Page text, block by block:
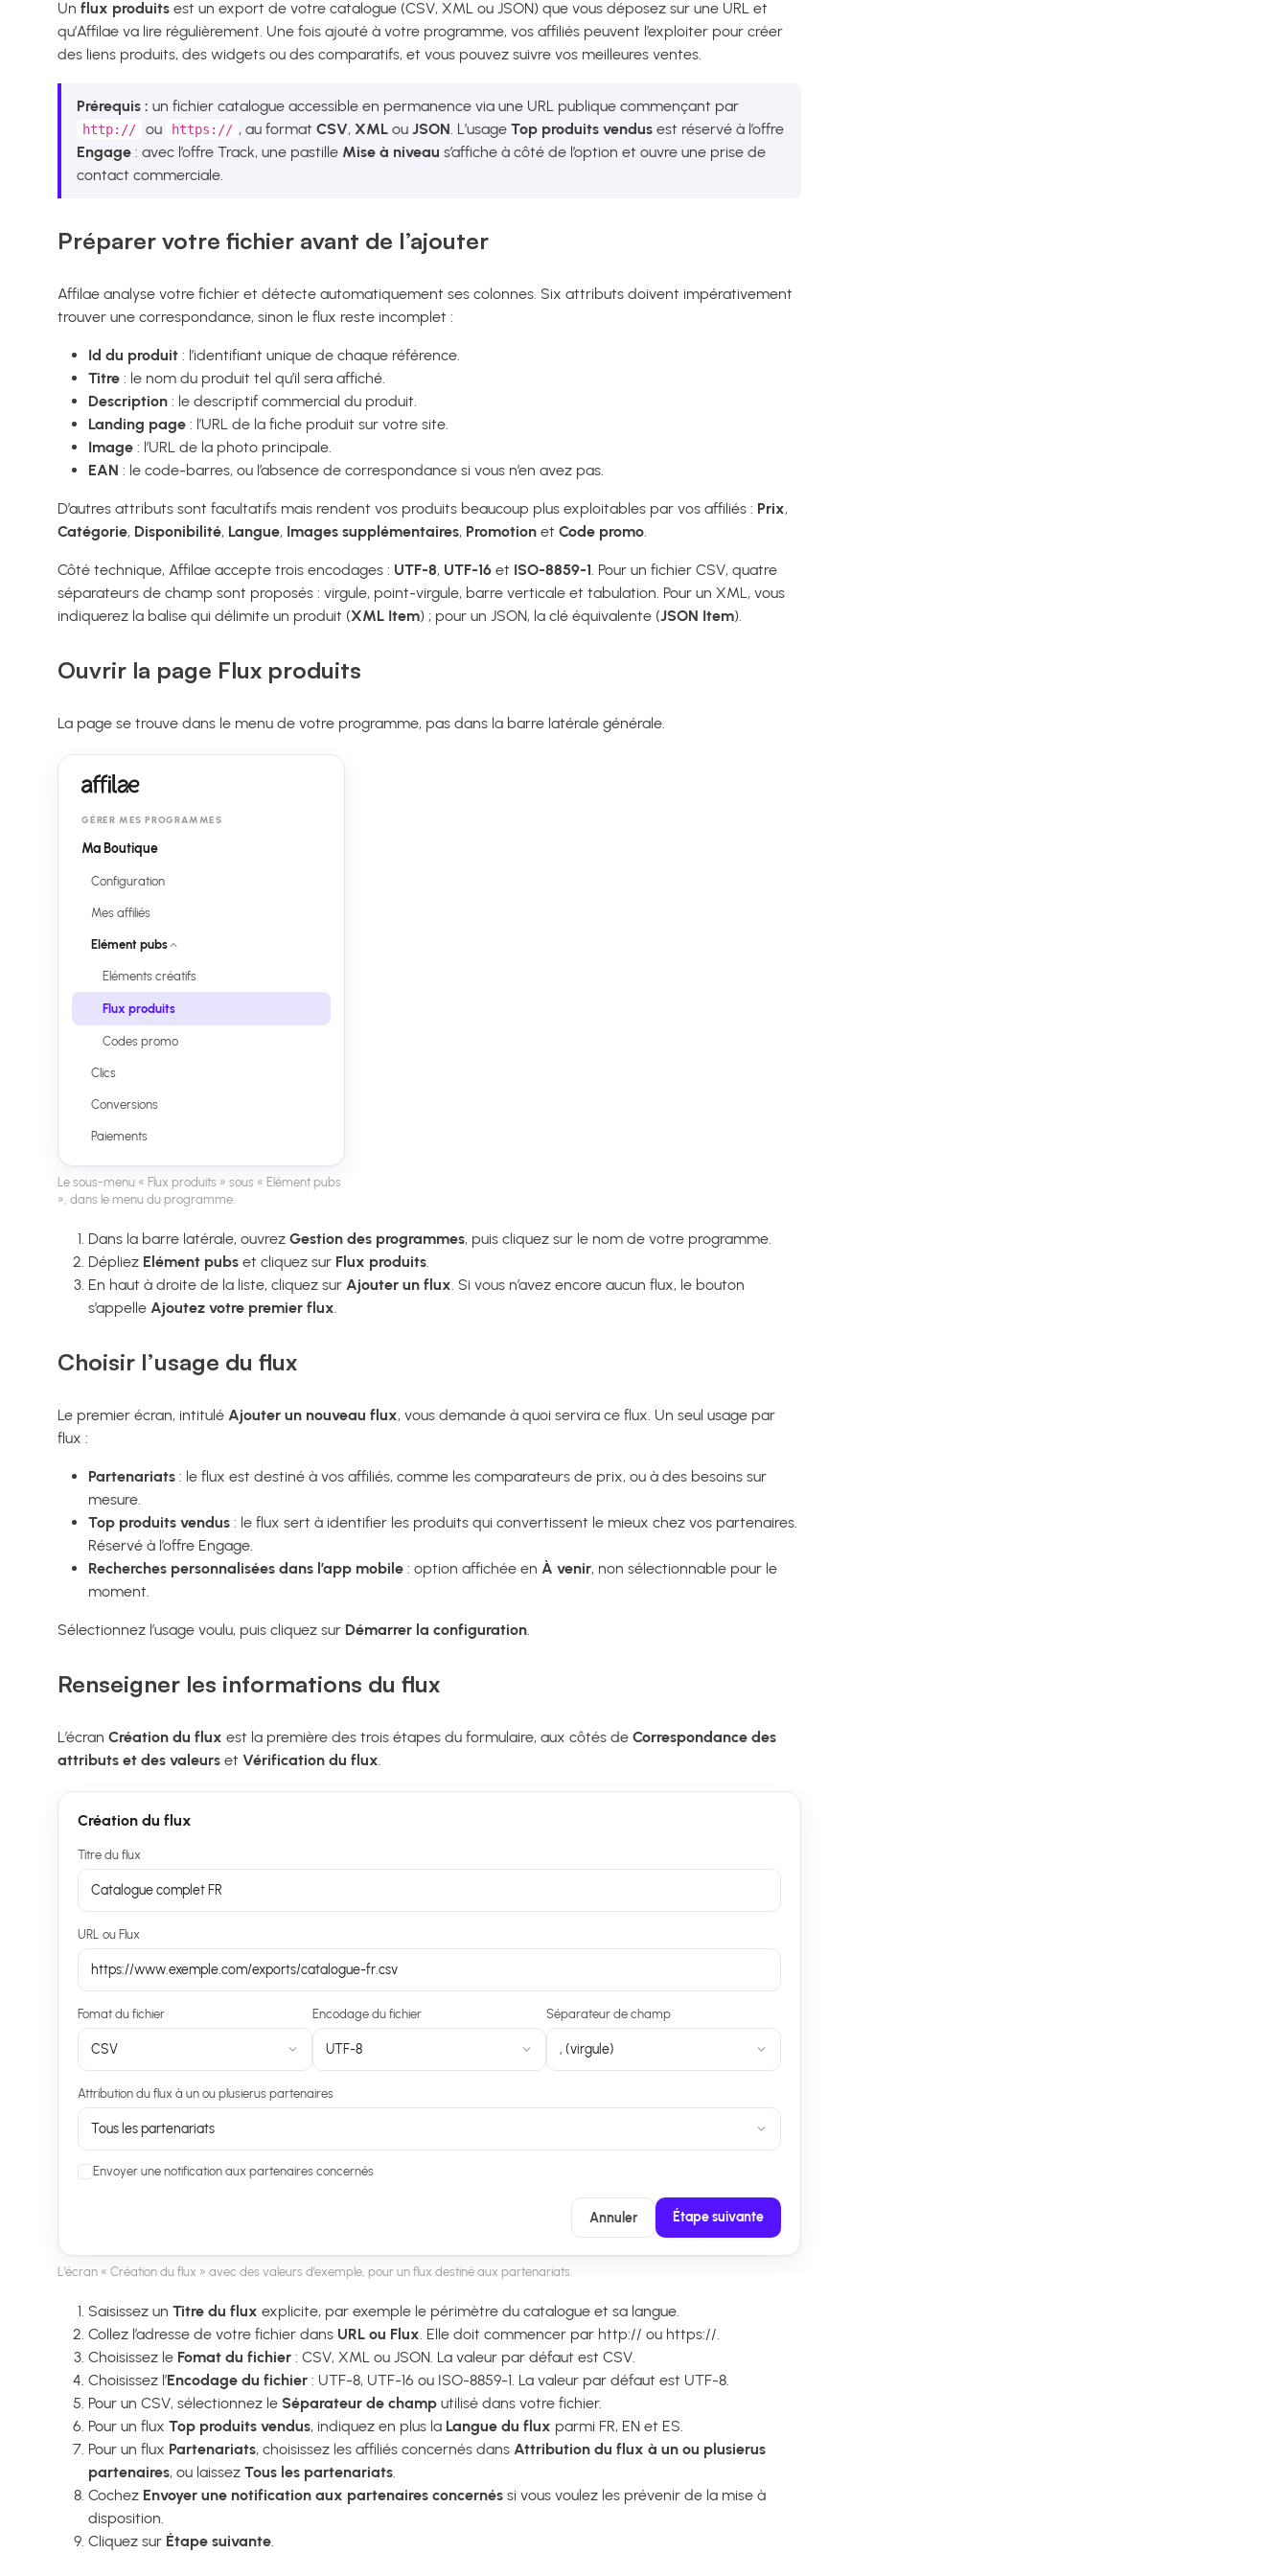
Un flux produits est un export de votre catalogue (CSV, XML ou JSON) que vous déposez sur une URL et
qu’Affilae va lire régulièrement. Une fois ajouté à votre programme, vos affiliés peuvent l’exploiter pour créer
des liens produits, des widgets ou des comparatifs, et vous pouvez suivre vos meilleures ventes.
Prérequis : un fichier catalogue accessible en permanence via une URL publique commençant par
http:// ou https:// , au format CSV, XML ou JSON . L’usage Top produits vendus est réservé à l’offre
Engage : avec l’offre Track, une pastille Mise à niveau s’affiche à côté de l’option et ouvre une prise de
contact commerciale.
Préparer votre fichier avant de l’ajouter
Affilae analyse votre fichier et détecte automatiquement ses colonnes. Six attributs doivent impérativement
trouver une correspondance, sinon le flux reste incomplet :
Id du produit : l’identifiant unique de chaque référence.
Titre : le nom du produit tel qu’il sera affiché.
Description : le descriptif commercial du produit.
Landing page : l’URL de la fiche produit sur votre site.
Image : l’URL de la photo principale.
EAN : le code-barres, ou l’absence de correspondance si vous n’en avez pas.
D’autres attributs sont facultatifs mais rendent vos produits beaucoup plus exploitables par vos affiliés : Prix,
Catégorie, Disponibilité, Langue, Images supplémentaires, Promotion et Code promo.
Côté technique, Affilae accepte trois encodages : UTF-8, UTF-16 et ISO-8859-1. Pour un fichier CSV, quatre
séparateurs de champ sont proposés : virgule, point-virgule, barre verticale et tabulation. Pour un XML, vous
indiquerez la balise qui délimite un produit (XML Item) ; pour un JSON, la clé équivalente (JSON Item).
Ouvrir la page Flux produits
La page se trouve dans le menu de votre programme, pas dans la barre latérale générale.
GÉRER MES PROGRAMMES
Ma Boutique
Configuration
Mes affiliés
Elément pubs
Eléments créatifs
Flux produits
Codes promo
Clics
Conversions
Paiements
Le sous-menu « Flux produits » sous « Elément pubs
», dans le menu du programme.
Dans la barre latérale, ouvrez Gestion des programmes, puis cliquez sur le nom de votre programme.
Dépliez Elément pubs et cliquez sur Flux produits.
En haut à droite de la liste, cliquez sur Ajouter un flux. Si vous n’avez encore aucun flux, le bouton
s’appelle Ajoutez votre premier flux.
Choisir l’usage du flux
Le premier écran, intitulé Ajouter un nouveau flux, vous demande à quoi servira ce flux. Un seul usage par
flux :
Partenariats : le flux est destiné à vos affiliés, comme les comparateurs de prix, ou à des besoins sur
mesure.
Top produits vendus : le flux sert à identifier les produits qui convertissent le mieux chez vos partenaires.
Réservé à l’offre Engage.
Recherches personnalisées dans l’app mobile : option affichée en À venir, non sélectionnable pour le
moment.
Sélectionnez l’usage voulu, puis cliquez sur Démarrer la configuration.
Renseigner les informations du flux
L’écran Création du flux est la première des trois étapes du formulaire, aux côtés de Correspondance des
attributs et des valeurs et Vérification du flux.
Création du flux
Titre du flux
Catalogue complet FR
URL ou Flux
https://www.exemple.com/exports/catalogue-fr.csv
Fomat du fichier
CSV
Encodage du fichier
UTF-8
Séparateur de champ
, (virgule)
Attribution du flux à un ou plusierus partenaires
Tous les partenariats
Envoyer une notification aux partenaires concernés
Annuler Étape suivante
L’écran « Création du flux » avec des valeurs d’exemple, pour un flux destiné aux partenariats.
Saisissez un Titre du flux explicite, par exemple le périmètre du catalogue et sa langue.
Collez l’adresse de votre fichier dans URL ou Flux. Elle doit commencer par http:// ou https://.
Choisissez le Fomat du fichier : CSV, XML ou JSON. La valeur par défaut est CSV.
Choisissez l’Encodage du fichier : UTF-8, UTF-16 ou ISO-8859-1. La valeur par défaut est UTF-8.
Pour un CSV, sélectionnez le Séparateur de champ utilisé dans votre fichier.
Pour un flux Top produits vendus, indiquez en plus la Langue du flux parmi FR, EN et ES.
Pour un flux Partenariats, choisissez les affiliés concernés dans Attribution du flux à un ou plusierus
partenaires, ou laissez Tous les partenariats.
Cochez Envoyer une notification aux partenaires concernés si vous voulez les prévenir de la mise à
disposition.
Cliquez sur Étape suivante.